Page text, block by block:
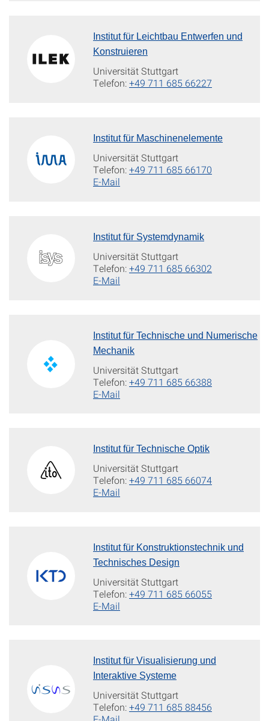
Institut für Leichtbau Entwerfen und
Konstruieren
Universität Stuttgart
Telefon:+49 711 685 66227
Institut für Maschinenelemente
Universität Stuttgart
Telefon:+49 711 685 66170
E-Mail
Institut für Systemdynamik
Universität Stuttgart
Telefon:+49 711 685 66302
E-Mail
Institut für Technische und Numerische
Mechanik
Universität Stuttgart
Telefon:+49 711 685 66388
E-Mail
Institut für Technische Optik
Universität Stuttgart
Telefon:+49 711 685 66074
E-Mail
Institut für Konstruktionstechnik und
Technisches Design
Universität Stuttgart
Telefon:+49 711 685 66055
E-Mail
Institut für Visualisierung und
Interaktive Systeme
Universität Stuttgart
Telefon:+49 711 685 88456